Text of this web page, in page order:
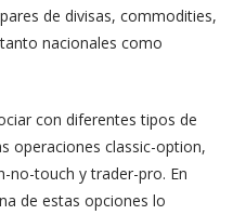
de divisas, commodities,
nacionales como
con diferentes tipos de
operaciones classic-option,
no-touch y trader-pro. En
de estas opciones lo